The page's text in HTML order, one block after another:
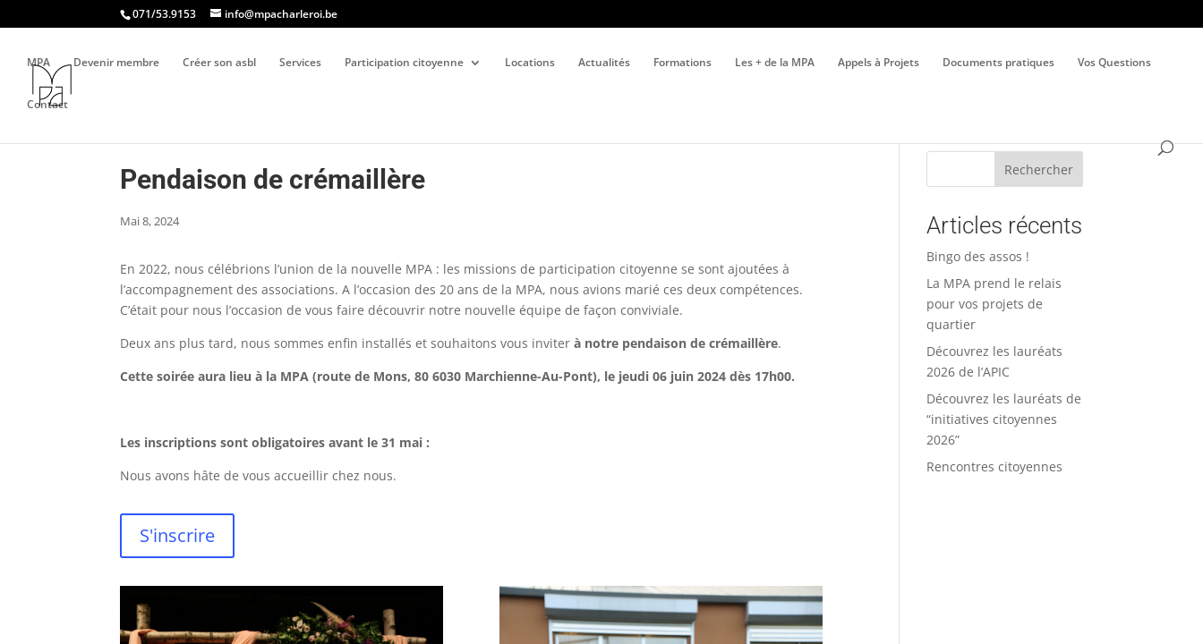
071/53.9153 info@mpacharleroi.be
MPA Devenir membre Créer son asbl Services Participation citoyenne Locations Actualités Formations Les + de la MPA Appels à Projets Documents pratiques Vos Questions
Contact
Pendaison de crémaillère
Mai 8, 2024
En 2022, nous célébrions l’union de la nouvelle MPA : les missions de participation citoyenne se sont ajoutées à
l’accompagnement des associations. A l’occasion des 20 ans de la MPA, nous avions marié ces deux compétences.
C’était pour nous l’occasion de vous faire découvrir notre nouvelle équipe de façon conviviale.
Deux ans plus tard, nous sommes enfin installés et souhaitons vous inviterà notre pendaison de crémaillère.
Cette soirée aura lieu à la MPA (route de Mons, 80 6030 Marchienne-Au-Pont), le jeudi 06 juin 2024 dès 17h00.
Les inscriptions sont obligatoires avant le 31 mai :
Nous avons hâte de vous accueillir chez nous.
S'inscrire
Rechercher
Articles récents
Bingo des assos !
La MPA prend le relais
pour vos projets de
quartier
Découvrez les lauréats
2026 de l’APIC
Découvrez les lauréats de
“initiatives citoyennes
2026”
Rencontres citoyennes